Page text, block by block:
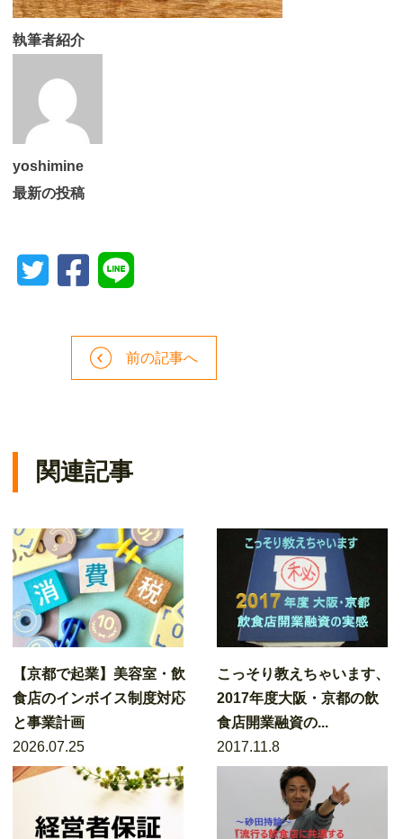
執筆者紹介
yoshimine
最新の投稿
前の記事へ
関連記事
【京都で起業】美容室・飲
食店のインボイス制度対応
と事業計画
2026.07.25
こっそり教えちゃいます、
2017年度大阪・京都の飲
食店開業融資の...
2017.11.8